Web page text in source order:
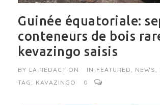
Guinée équatoriale:
conteneurs de bois
kevazingo saisis
BY LA RÉDACTION IN FEATURED NEWS
TAG: KAVAZINGO 0